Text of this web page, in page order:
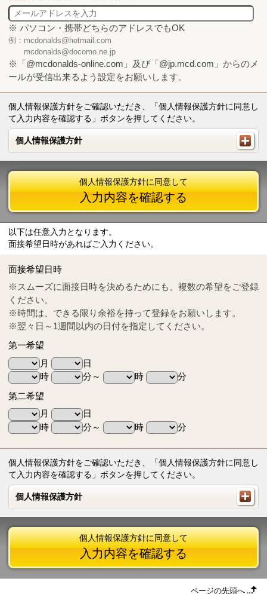
※ パソコン・携帯どちらのアドレスでもOK
例：mcdonalds@hotmail.com
mcdonalds@docomo.ne.jp
※「@mcdonalds-online.com」及び「@jp.mcd.com」からのメ
ールが受信出来るよう設定をお願いします。
個人情報保護方針をご確認いただき、「個人情報保護方針に同意し
て入力内容を確認する」ボタンを押してください。
個人情報保護方針
個人情報保護方針
Tel
0570-55-0314
個人情報保護方針に同意して
入力内容を確認する
以下は任意入力となります。
面接希望日時があればご入力ください。
面接希望日時
※スムーズに面接日時を決めるためにも、複数の希望をご登録
ください。
※時間は、できる限り余裕を持って登録をお願いします。
※翌々日～1週間以内の日付を指定してください。
第一希望
月
日
時
分～ 時
分
第二希望
月
日
時
分～ 時 分
個人情報保護方針をご確認いただき、「個人情報保護方針に同意し
て入力内容を確認する」ボタンを押してください。
個人情報保護方針
個人情報保護方針
個人情報保護方針に同意して
入力内容を確認する
ページの先頭へ